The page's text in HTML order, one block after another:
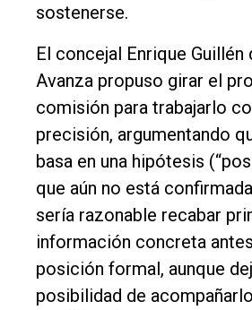
sostenerse.
El concejal Enrique Guillén
Avanza propuso girar el
comisión para trabajarlo
precisión, argumentando
basa en una hipótesis
que aún no está
sería razonable recabar
información concreta
posición formal, aunque
posibilidad de